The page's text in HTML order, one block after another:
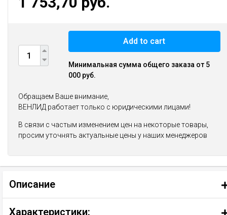
Add to cart
Минимальная сумма общего заказа от 5
000 руб.
Обращаем Ваше внимание,
ВЕНЛИД работает только с юридическими лицами!
В связи с частым изменением цен на некоторые товары,
просим уточнять актуальные цены у наших менеджеров
Описание
Характеристики: